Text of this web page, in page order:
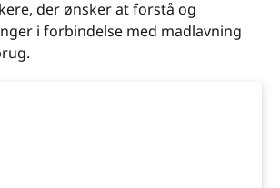
der ønsker at forstå og
i forbindelse med madlavning